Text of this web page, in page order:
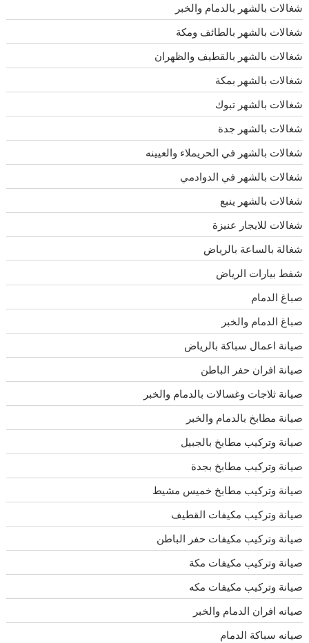
شغالات بالشهر بالدمام والخبر
شغالات بالشهر بالطائف ومكة
شغالات بالشهر بالقطيف والظهران
شغالات بالشهر بمكة
شغالات بالشهر تبوك
شغالات بالشهر جدة
شغالات بالشهر في الحريملاء والعيينه
شغالات بالشهر في الدوادمي
شغالات بالشهر ينبع
شغالات للايجار عنيزة
شغالة بالساعة بالرياض
شفط بيارات الرياض
صباغ الدمام
صباغ الدمام والخبر
صيانة اعمال سباكة بالرياض
صيانة افران حفر الباطن
صيانة ثلاجات وغسالات بالدمام والخبر
صيانة مطابخ بالدمام والخبر
صيانة وتركيب مطابخ بالجبيل
صيانة وتركيب مطابخ بجدة
صيانة وتركيب مطابخ خميس مشيط
صيانة وتركيب مكيفات القطيف
صيانة وتركيب مكيفات حفر الباطن
صيانة وتركيب مكيفات مكة
صيانة وتركيب مكيفات مكه
صيانه افران الدمام والخبر
صيانه سباكة الدمام